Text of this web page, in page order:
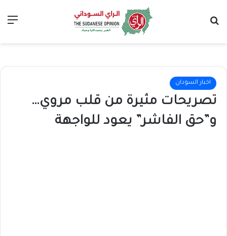
اخبار السودان
تصريحات مثيرة من قلب مروي…
و”حق الفاشر” يعود للواجهة